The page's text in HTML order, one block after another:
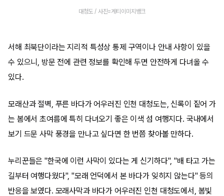
대청도 / 사진=게티이미지뱅크
서해 최북단이라는 지리적 특성상 통제 구역이나 안내 사항이 있을
수 있으니, 방문 전에 관련 정보를 확인해 두면 안전하게 다녀올 수
있다.
모래산과 절벽, 푸른 바다가 어우러진 인천 대청도는, 신록이 짙어 가
는 봄에서 초여름에 특히 다녀오기 좋은 이색 섬 여행지다. 국내에서
보기 드문 사막 풍경을 만나고 싶다면 한 번쯤 찾아볼 만하다.
누리꾼들은 "한국에 이런 사막이 있다는 게 신기하다", "배 타고 가는
길부터 여행다웠다", "모래 언덕에서 본 바다가 잊히지 않는다" 등의
반응을 보였다. 모래사막과 바다가 어우러진 인천 대청도에서, 봄빛